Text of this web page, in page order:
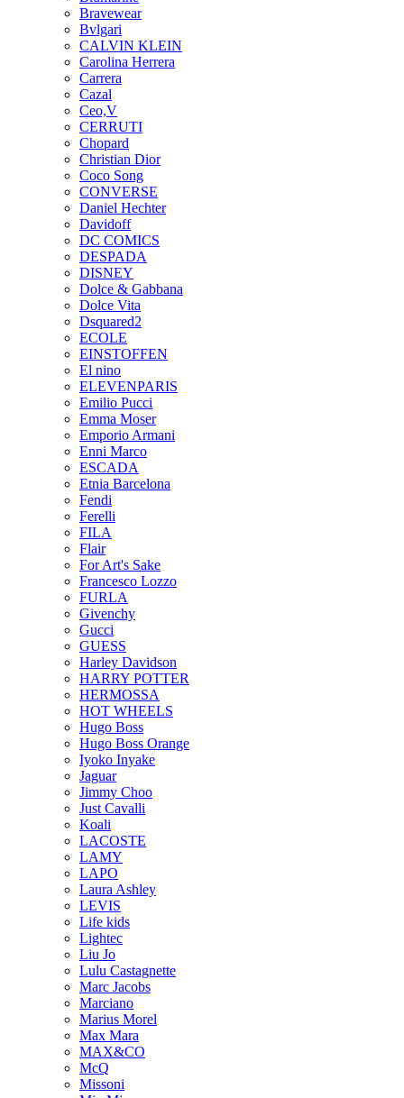
Bravewear
Bvlgari
CALVIN KLEIN
Carolina Herrera
Carrera
Cazal
Ceo,V
CERRUTI
Chopard
Christian Dior
Coco Song
CONVERSE
Daniel Hechter
Davidoff
DC COMICS
DESPADA
DISNEY
Dolce & Gabbana
Dolce Vita
Dsquared2
ECOLE
EINSTOFFEN
El nino
ELEVENPARIS
Emilio Pucci
Emma Moser
Emporio Armani
Enni Marco
ESCADA
Etnia Barcelona
Fendi
Ferelli
FILA
Flair
For Art's Sake
Francesco Lozzo
FURLA
Givenchy
Gucci
GUESS
Harley Davidson
HARRY POTTER
HERMOSSA
HOT WHEELS
Hugo Boss
Hugo Boss Orange
Iyoko Inyake
Jaguar
Jimmy Choo
Just Cavalli
Koali
LACOSTE
LAMY
LAPO
Laura Ashley
LEVIS
Life kids
Lightec
Liu Jo
Lulu Castagnette
Marc Jacobs
Marciano
Marius Morel
Max Mara
MAX&CO
McQ
Missoni